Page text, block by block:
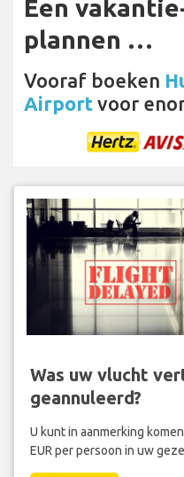
Een
plannen …
Vooraf boeken
Airport voor
Was uw vlucht
geannuleerd?
U kunt in aanmerking
EUR per persoon in uw